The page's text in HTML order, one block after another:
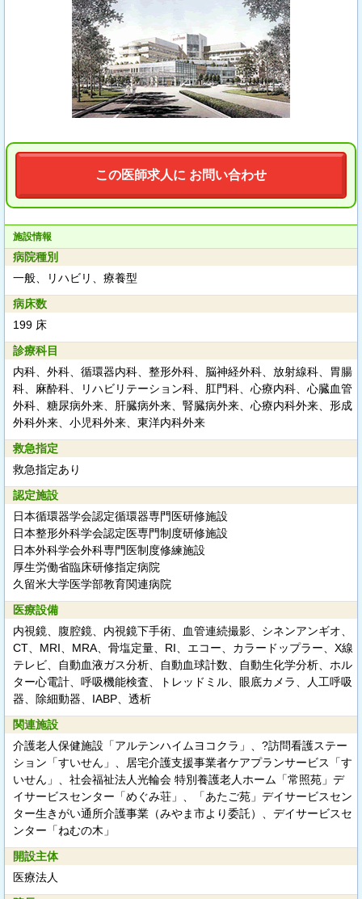
この医師求人に お問い合わせ
施設情報
病院種別
一般、リハビリ、療養型
病床数
199 床
診療科目
内科、外科、循環器内科、整形外科、脳神経外科、放射線科、胃腸
科、麻酔科、リハビリテーション科、肛門科、心療内科、心臓血管
外科、糖尿病外来、肝臓病外来、腎臓病外来、心療内科外来、形成
外科外来、小児科外来、東洋内科外来
救急指定
救急指定あり
認定施設
日本循環器学会認定循環器専門医研修施設
日本整形外科学会認定医専門制度研修施設
日本外科学会外科専門医制度修練施設
厚生労働省臨床研修指定病院
久留米大学医学部教育関連病院
医療設備
内視鏡、腹腔鏡、内視鏡下手術、血管連続撮影、シネンアンギオ、
CT、MRI、MRA、骨塩定量、RI、エコー、カラードップラー、X線
テレビ、自動血液ガス分析、自動血球計数、自動生化学分析、ホル
ター心電計、呼吸機能検査、トレッドミル、眼底カメラ、人工呼吸
器、除細動器、IABP、透析
関連施設
介護老人保健施設「アルテンハイムヨコクラ」、?訪問看護ステー
ション「すいせん」、居宅介護支援事業者ケアプランサービス「す
いせん」、社会福祉法人光輪会 特別養護老人ホーム「常照苑」デ
イサービスセンター「めぐみ荘」、「あたご苑」デイサービスセン
ター生きがい通所介護事業（みやま市より委託）、デイサービスセ
ンター「ねむの木」
開設主体
医療法人